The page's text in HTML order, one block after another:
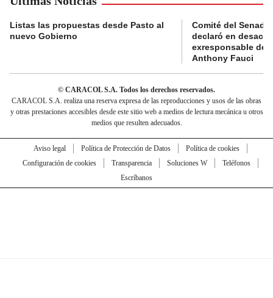
Listas las propuestas desde Pasto al
nuevo Gobierno
Comité del Senado
declaró en
exresponsable de
Anthony Fauci
© CARACOL S.A. Todos los derechos reservados.
CARACOL S.A. realiza una reserva expresa de las reproducciones y usos de las obras
y otras prestaciones accesibles desde este sitio web a medios de lectura mecánica u otros
medios que resulten adecuados.
Aviso legal Política de Protección de Datos
Política de cookies
Configuración de cookies
Transparencia Soluciones W
Teléfonos
Escríbanos